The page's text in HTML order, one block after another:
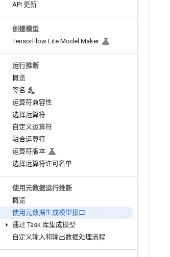
API 更新
创建模型
TensorFlow Lite Model Maker
运行推断
概览
签名
运算符兼容性
选择运算符
自定义运算符
融合运算符
运算符版本
选择运算符许可名单
使用元数据运行推断
概览
使用元数据生成模型接口
通过 Task 库集成模型
自定义输入和输出数据处理流程